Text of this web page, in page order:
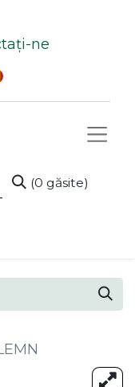
ne
(0 găsite)